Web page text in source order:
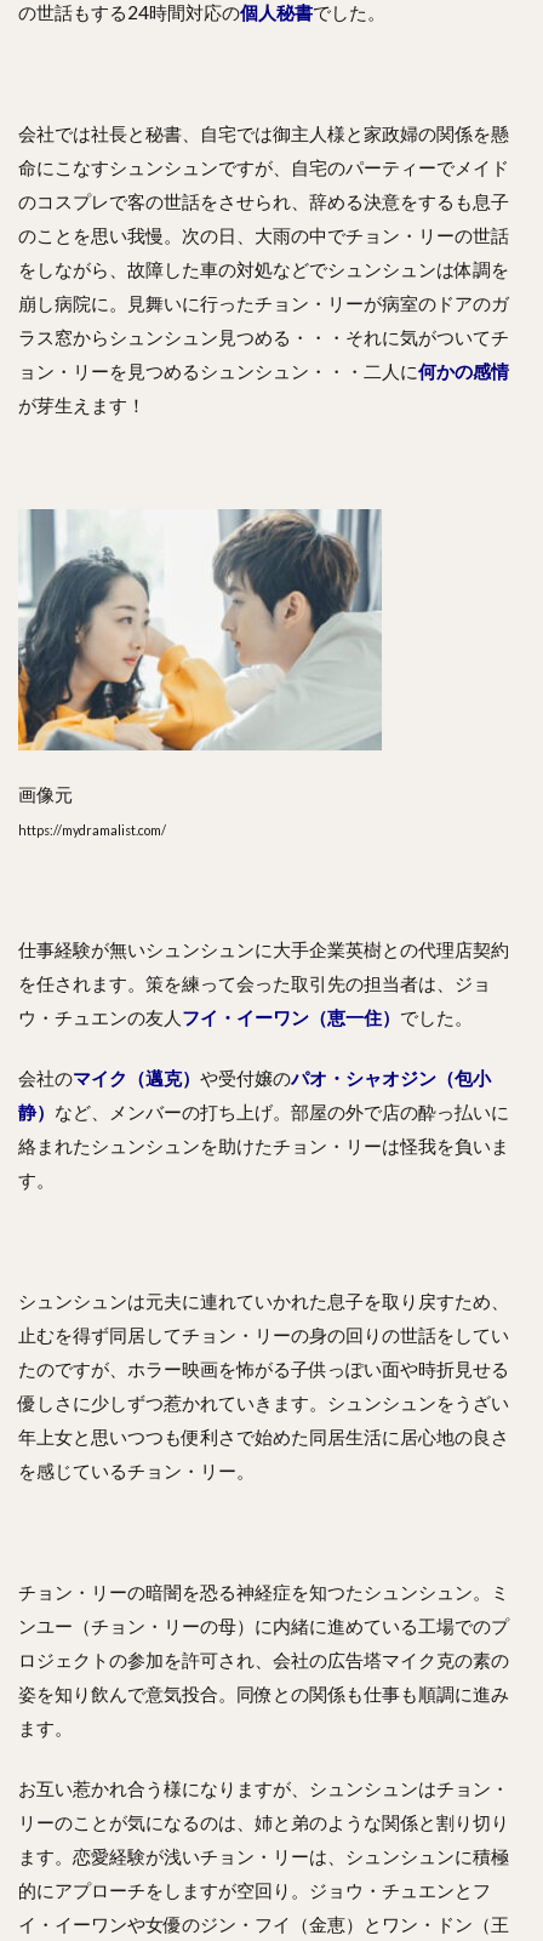
の世話もする24時間対応の個人秘書でした。
会社では社長と秘書、自宅では御主人様と家政婦の関係を懸
命にこなすシュンシュンですが、自宅のパーティーでメイド
のコスプレで客の世話をさせられ、辞める決意をするも息子
のことを思い我慢。次の日、大雨の中でチョン・リーの世話
をしながら、故障した車の対処などでシュンシュンは体調を
崩し病院に。見舞いに行ったチョン・リーが病室のドアのガ
ラス窓からシュンシュン見つめる・・・それに気がついてチ
ョン・リーを見つめるシュンシュン・・・二人に何かの感情
が芽生えます！
画像元
https://mydramalist.com/
仕事経験が無いシュンシュンに大手企業英樹との代理店契約
を任されます。策を練って会った取引先の担当者は、ジョ
ウ・チュエンの友人 フイ・イーワン（恵一住） でした。
会社のマイク（邁克） や受付嬢のパオ・シャオジン（包小
静） など、メンバーの打ち上げ。部屋の外で店の酔っ払いに
絡まれたシュンシュンを助けたチョン・リーは怪我を負いま
す。
シュンシュンは元夫に連れていかれた息子を取り戻すため、
止むを得ず同居してチョン・リーの身の回りの世話をしてい
たのですが、ホラー映画を怖がる子供っぽい面や時折見せる
優しさに少しずつ惹かれていきます。シュンシュンをうざい
年上女と思いつつも便利さで始めた同居生活に居心地の良さ
を感じているチョン・リー。
チョン・リーの暗闇を恐る神経症を知つたシュンシュン。ミ
ンユー（チョン・リーの母）に内緒に進めている工場でのプ
ロジェクトの参加を許可され、会社の広告塔マイク克の素の
姿を知り飲んで意気投合。同僚との関係も仕事も順調に進み
ます。
お互い惹かれ合う様になりますが、シュンシュンはチョン・
リーのことが気になるのは、姉と弟のような関係と割り切り
ます。恋愛経験が浅いチョン・リーは、シュンシュンに積極
的にアプローチをしますが空回り。ジョウ・チュエンとフ
イ・イーワンや女優のジン・フイ（金恵）とワン・ドン（王